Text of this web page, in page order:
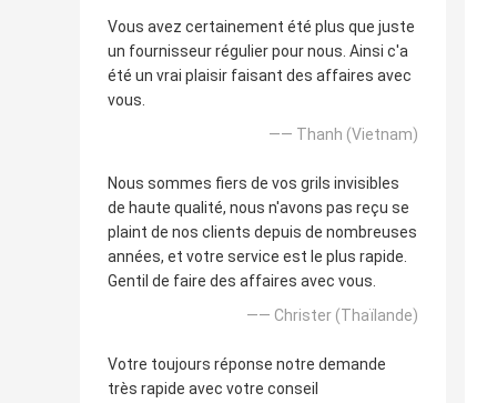
Vous avez certainement été plus que juste
un fournisseur régulier pour nous. Ainsi c'a
été un vrai plaisir faisant des affaires avec
vous.
—— Thanh (Vietnam)
Nous sommes fiers de vos grils invisibles
de haute qualité, nous n'avons pas reçu se
plaint de nos clients depuis de nombreuses
années, et votre service est le plus rapide.
Gentil de faire des affaires avec vous.
—— Christer (Thaïlande)
Votre toujours réponse notre demande
très rapide avec votre conseil